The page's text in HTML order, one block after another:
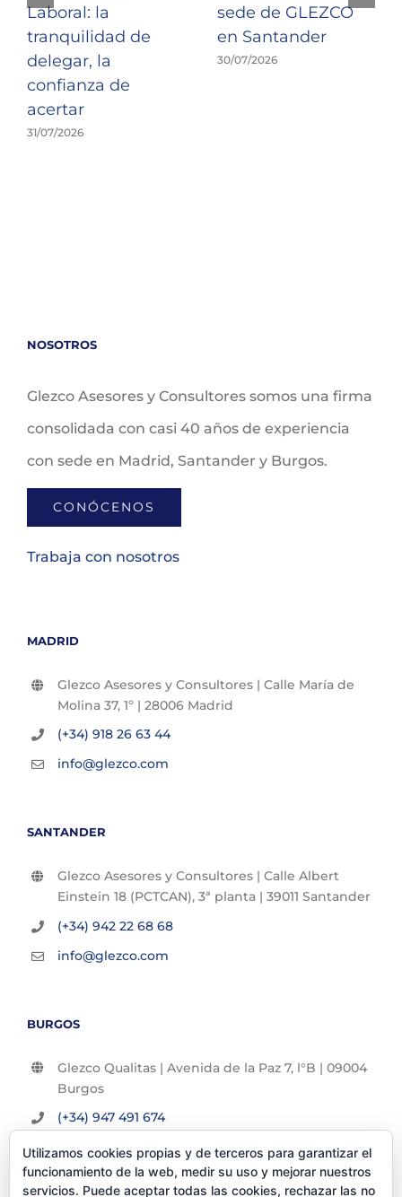
Laboral: la
tranquilidad de
delegar, la
confianza de
acertar
31/07/2026
sede de GLEZCO
en Santander
30/07/2026
NOSOTROS
Glezco Asesores y Consultores somos una firma
consolidada con casi 40 años de experiencia
con sede en Madrid, Santander y Burgos.
CONÓCENOS
Trabaja con nosotros
MADRID
Glezco Asesores y Consultores | Calle María de
Molina 37, 1º | 28006 Madrid
(+34) 918 26 63 44
info@glezco.com
SANTANDER
Glezco Asesores y Consultores | Calle Albert
Einstein 18 (PCTCAN), 3ª planta | 39011 Santander
(+34) 942 22 68 68
info@glezco.com
BURGOS
Glezco Qualitas | Avenida de la Paz 7, l°B | 09004
Burgos
(+34) 947 491 674
info@glezco.com
Utilizamos cookies propias y de terceros para garantizar el
funcionamiento de la web, medir su uso y mejorar nuestros
servicios. Puede aceptar todas las cookies, rechazar las no